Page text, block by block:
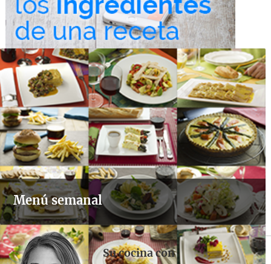
Menú semanal
Su cocina con